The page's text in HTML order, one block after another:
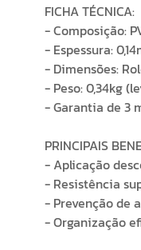
FICHA TÉCNICA:
- Composição:
- Espessura:
- Dimensões:
- Peso: 0,34kg
- Garantia de 3
PRINCIPAIS
- Aplicação
- Resistência
- Prevenção de
- Organização